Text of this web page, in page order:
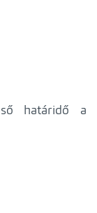
határidő a